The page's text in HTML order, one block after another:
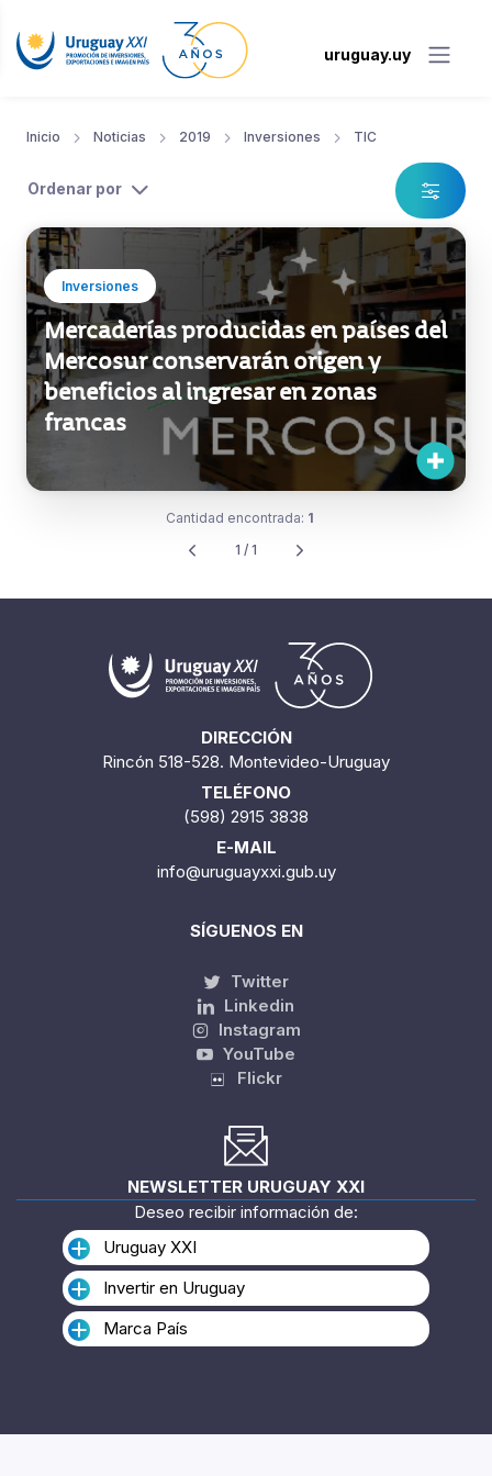
uruguay.uy
Inicio Noticias 2019 Inversiones TIC
Ordenar por
Inversiones
Mercaderías producidas en países del
Mercosur conservarán origen y
beneficios al ingresar en zonas
francas
Cantidad encontrada: 1
1 / 1
DIRECCIÓN
Rincón 518-528. Montevideo-Uruguay
TELÉFONO
(598) 2915 3838
E-MAIL
info@uruguayxxi.gub.uy
SÍGUENOS EN
Twitter
Linkedin
Instagram
YouTube
Flickr
NEWSLETTER URUGUAY XXI
Deseo recibir información de:
Uruguay XXI
Invertir en Uruguay
Marca País